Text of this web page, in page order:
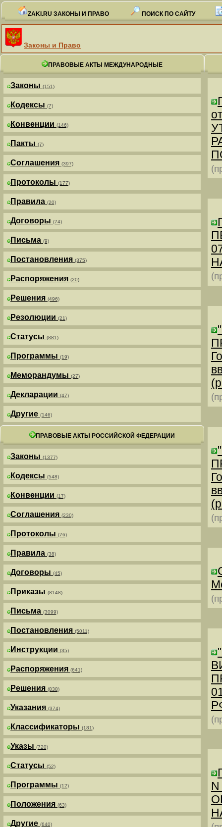
ZAKI.RU ЗАКОНЫ И ПРАВО ПОИСК ПО САЙТУ
Законы и Право
ПРАВОВЫЕ АКТЫ МЕЖДУНАРОДНЫЕ
Законы (151)
Кодексы (7)
Конвенции (146)
Пакты (7)
Соглашения (397)
Протоколы (177)
Правила (20)
Договоры (74)
Письма (9)
Постановления (375)
Распоряжения (20)
Решения (496)
Резолюции (21)
Статусы (881)
Программы (19)
Меморандумы (27)
Декларации (47)
Другие (146)
ПРАВОВЫЕ АКТЫ РОССИЙСКОЙ ФЕДЕРАЦИИ
Законы (1377)
Кодексы (548)
Конвенции (17)
Соглашения (230)
Протоколы (76)
Правила (38)
Договоры (45)
Приказы (8148)
Письма (3099)
Постановления (5011)
Инструкции (35)
Распоряжения (641)
Решения (838)
Указания (374)
Классификаторы (181)
Указы (720)
Статусы (52)
Программы (12)
Положения (63)
Другие (640)